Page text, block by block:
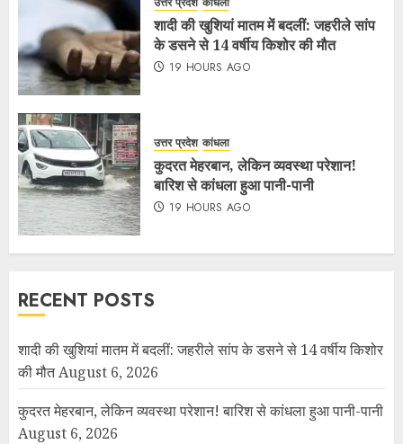
शादी की खुशियां मातम में बदलीं: जहरीले सांप
के डसने से 14 वर्षीय किशोर की मौत
19 HOURS AGO
उत्तर प्रदेश कांधला
कुदरत मेहरबान, लेकिन व्यवस्था परेशान!
बारिश से कांधला हुआ पानी-पानी
19 HOURS AGO
RECENT POSTS
शादी की खुशियां मातम में बदलीं: जहरीले सांप के डसने से 14 वर्षीय किशोर
की मौतAugust 6, 2026
कुदरत मेहरबान, लेकिन व्यवस्था परेशान! बारिश से कांधला हुआ पानी-पानी
August 6, 2026